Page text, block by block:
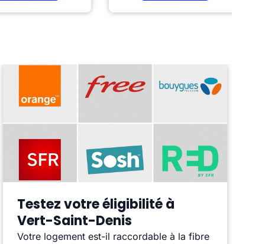
Testez votre éligibilité à
Vert-Saint-Denis
Votre logement est-il raccordable à la fibre